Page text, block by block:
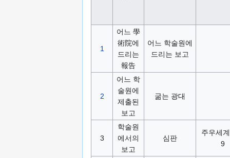
1
어느 學
術院에
드리는
報告
어느 학술원에
드리는 보고
2
어느 학
술원에
제출된
보고
굶는 광대
3
학술원
에서의
보고
심판
주우세
9